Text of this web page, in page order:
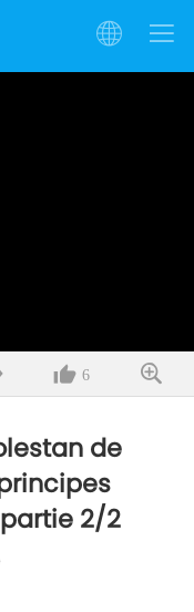
6
de
2/2